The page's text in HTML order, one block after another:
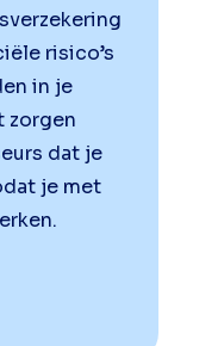
risico’s
in je
zorgen
dat je
je met